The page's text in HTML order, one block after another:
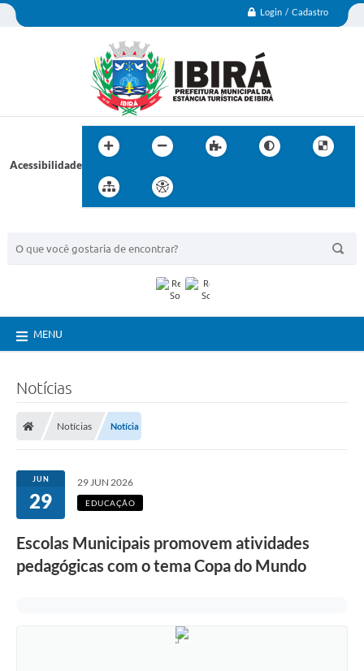
Login / Cadastro
Acessibilidade
MENU
Notícias
Notícias Notícia
JUN
29
29 JUN 2026
EDUCAÇÃO
Escolas Municipais promovem atividades
pedagógicas com o tema Copa do Mundo